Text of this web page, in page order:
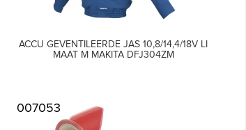
ACCU GEVENTILEERDE JAS 10,8/14,4/18V LI
MAAT M MAKITA DFJ304ZM
007053